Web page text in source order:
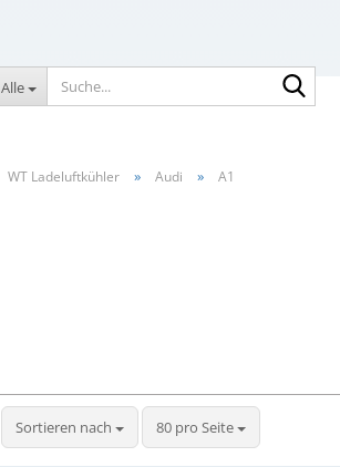
Alle
WT Ladeluftkühler » Audi » A1
Sortieren nach
Sortieren nach 80 pro Seite
pro Seite